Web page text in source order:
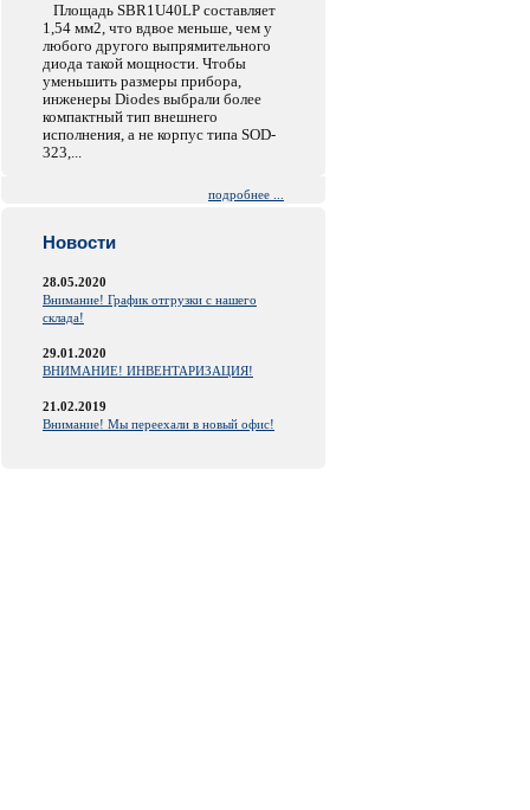
Площадь SBR1U40LP составляет
1,54 мм2, что вдвое меньше, чем у
любого другого выпрямительного
диода такой мощности. Чтобы
уменьшить размеры прибора,
инженеры Diodes выбрали более
компактный тип внешнего
исполнения, а не корпус типа SOD-
323,...
подробнее ...
Новости
28.05.2020
Внимание! График отгрузки с нашего
склада!
29.01.2020
ВНИМАНИЕ! ИНВЕНТАРИЗАЦИЯ!
21.02.2019
Внимание! Мы переехали в новый офис!